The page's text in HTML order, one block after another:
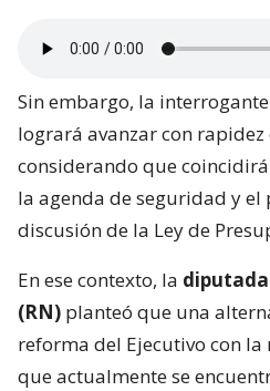
Sin embargo, la
logrará avanzar con rapidez
considerando que
la agenda de seguridad y
discusión de la Ley de
En ese contexto, la
(RN) planteó que una
reforma del Ejecutivo con
que actualmente se